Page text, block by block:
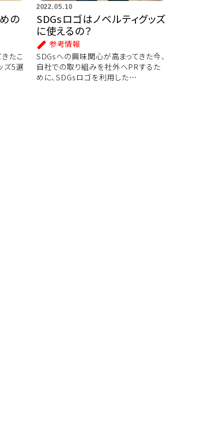
の
たこ
ズ5選
2022.05.10
SDGsロゴはノベルティグッズ
に使えるの？
参考情報
SDGsへの興味関心が高まってきた今、
自社での取り組みを社外へPRするた
めに、SDGsロゴを利用した…